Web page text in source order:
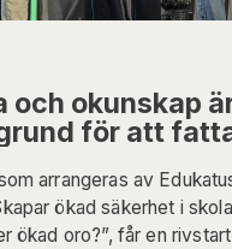
och okunskap
för att
arrangeras av
ökad säkerhet i
ökad oro?”, får en